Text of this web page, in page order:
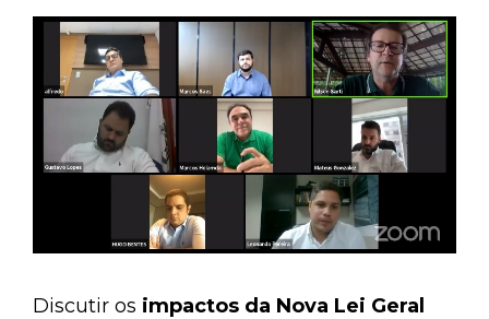
Discutir os impactos da Nova Lei Geral